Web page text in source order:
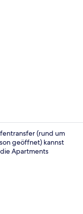
(rund um
geöffnet) kannst
Apartments